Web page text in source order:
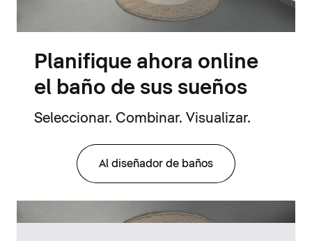
Planifique ahora online
el baño de sus sueños
Seleccionar. Combinar. Visualizar.
Al diseñador de baños